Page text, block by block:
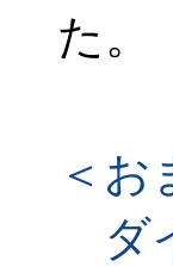
た。
＜お
ダ